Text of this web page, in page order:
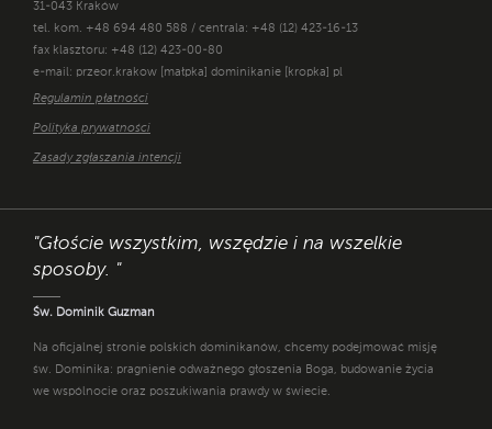
31-043 Kraków
tel. kom. +48 694 480 588 / centrala: +48 (12) 423-16-13
fax klasztoru: +48 (12) 423-00-80
e-mail: przeor.krakow [małpka] dominikanie [kropka] pl
Regulamin płatności
Polityka prywatności
Zasady zgłaszania intencji
"Głoście wszystkim, wszędzie i na wszelkie
sposoby. "
Św. Dominik Guzman
Na oficjalnej stronie polskich dominikanów, chcemy podejmować misję
św. Dominika: pragnienie odważnego głoszenia Boga, budowanie życia
we wspólnocie oraz poszukiwania prawdy w świecie.